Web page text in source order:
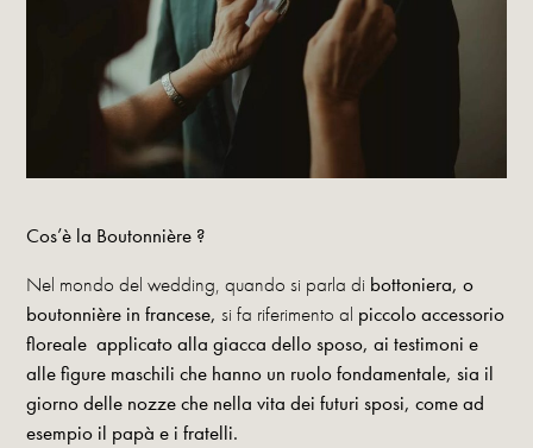
Cos’è la Boutonnière ?
Nel mondo del wedding, quando si parla di bottoniera, o
boutonnière in francese, si fa riferimento al piccolo accessorio
floreale applicato alla giacca dello sposo, ai testimoni e
alle figure maschili che hanno un ruolo fondamentale,sia il
giornodelle nozze che nella vita dei futuri sposi, come ad
esempio il papà e i fratelli.